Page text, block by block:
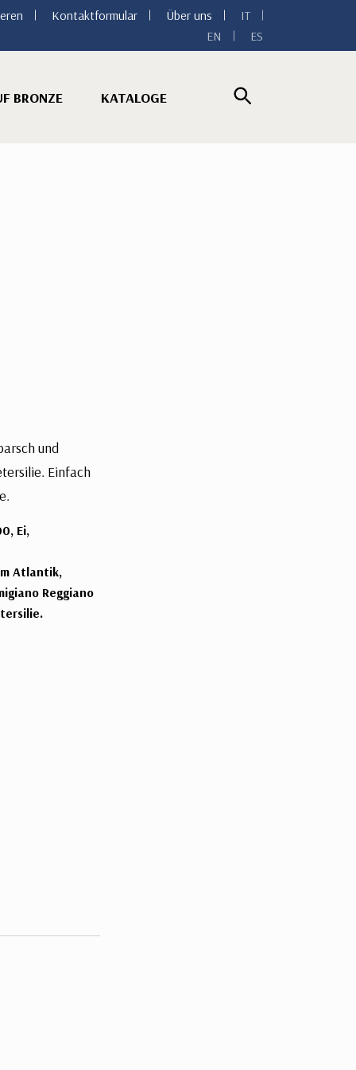
Kontaktformular Über uns
IT
EN
ES
BRONZE KATALOGE
und
Einfach
Ei,
Atlantik,
Reggiano